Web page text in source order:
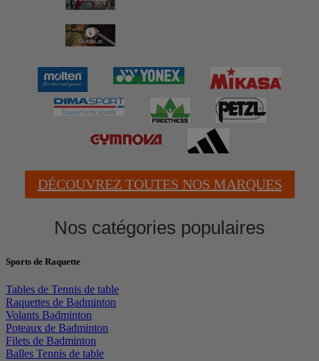
DÉCOUVREZ TOUTES NOS MARQUES
Nos catégories populaires
Sports de Raquette
Tables de Tennis de table
Raquettes de Badminton
Volants Badminton
Poteaux de Badminton
Filets de Badminton
Balles Tennis de table